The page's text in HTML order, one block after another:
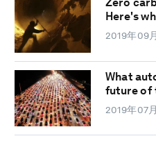
Zero
Here's
2019年09
What
future of
2019年07